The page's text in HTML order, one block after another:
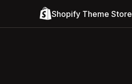
Shopify Theme Store